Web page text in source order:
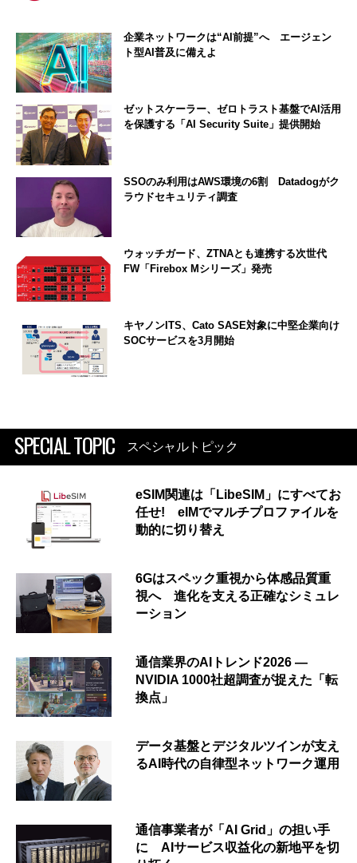
企業ネットワークは“AI前提”へ エージェン
ト型AI普及に備えよ
ゼットスケーラー、ゼロトラスト基盤でAI活用
を保護する「AI Security Suite」提供開始
SSOのみ利用はAWS環境の6割 Datadogがク
ラウドセキュリティ調査
ウォッチガード、ZTNAとも連携する次世代
FW「Firebox Mシリーズ」発売
キヤノンITS、Cato SASE対象に中堅企業向け
SOCサービスを3月開始
SPECIAL TOPIC スペシャルトピック
eSIM関連は「LibeSIM」にすべてお
任せ! eIMでマルチプロファイルを
動的に切り替え
6Gはスペック重視から体感品質重
視へ 進化を支える正確なシミュレ
ーション
通信業界のAIトレンド2026 ―
NVIDIA 1000社超調査が捉えた「転
換点」
データ基盤とデジタルツインが支え
るAI時代の自律型ネットワーク運用
通信事業者が「AI Grid」の担い手
に AIサービス収益化の新地平を切